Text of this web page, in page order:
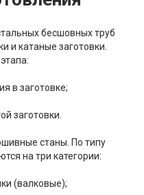
бесшовных труб
и катаные заготовки.
в заготовке;
заготовки.
станы. По типу
на три категории:
(валковые);